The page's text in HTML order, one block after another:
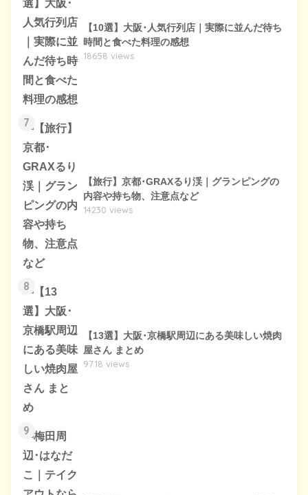
【10選】大阪･人気行列店｜実際に並んだ待ち
時間と食べた料理の感想
18658 views
7
【旅行】京都･GRAXるり渓｜グランピングの
内容や持ち物、注意点など
14230 views
8
【13選】大阪･京橋駅周辺にある美味しい焼肉
屋さん まとめ
9718 views
9